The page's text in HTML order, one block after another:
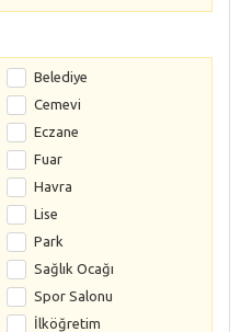
Belediye
Cemevi
Eczane
Fuar
Havra
Lise
Park
Sağlık Ocağı
Spor Salonu
İlköğretim